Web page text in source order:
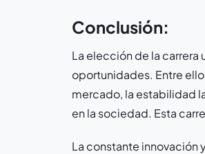
Conclusión:
La elección de la carrera
oportunidades. Entre
mercado, la estabilidad
en la sociedad. Esta
La constante innovación